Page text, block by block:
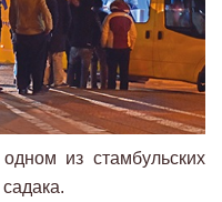
из стамбульских